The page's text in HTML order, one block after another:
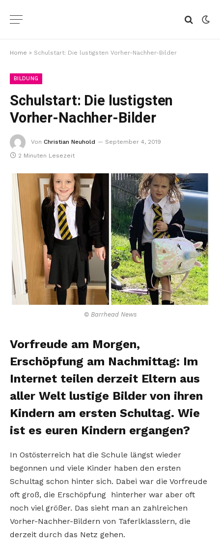
Home » Schulstart: Die lustigsten Vorher-Nachher-Bilder
BILDUNG
Schulstart: Die lustigsten
Vorher-Nachher-Bilder
Von Christian Neuhold
September 4, 2019
2 Minuten Lesezeit
© Barrhead News
Vorfreude am Morgen,
Erschöpfung am Nachmittag: Im
Internet teilen derzeit Eltern aus
aller Welt lustige Bilder von ihren
Kindern am ersten Schultag. Wie
ist es euren Kindern ergangen?
In Ostösterreich hat die Schule längst wieder
begonnen und viele Kinder haben den ersten
Schultag schon hinter sich. Dabei war die Vorfreude
oft groß, die Erschöpfung hinterher war aber oft
noch viel größer. Das sieht man an zahlreichen
Vorher-Nachher-Bildern von Taferlklasslern, die
derzeit durch das Netz gehen.